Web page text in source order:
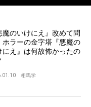
魔のいけにえ』改めて問
ホラーの金字塔『悪魔の
にえ』は何故怖かったの
相馬学